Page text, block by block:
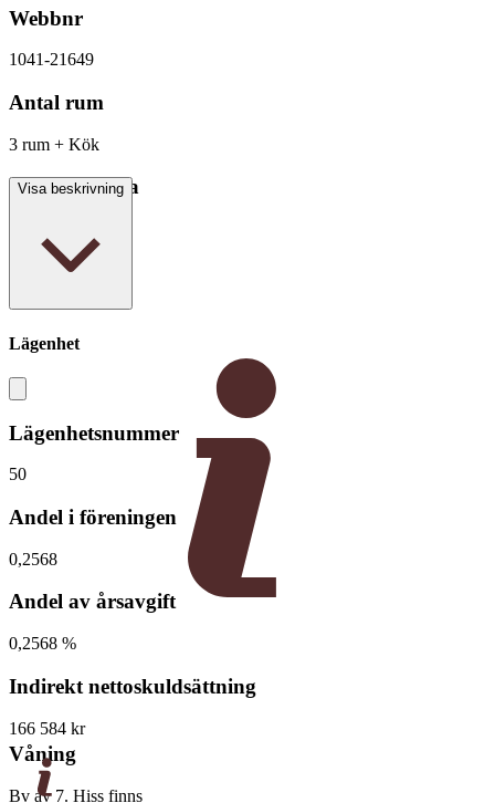
Webbnr
1041-21649
Antal rum
3 rum + Kök
Boarea/Biarea
Våning
Bv av 7. Hiss finns
Visa beskrivning
Lägenhet
Lägenhetsnummer
50
Andel i föreningen
0,2568
Andel av årsavgift
0,2568 %
Indirekt nettoskuldsättning
166 584 kr